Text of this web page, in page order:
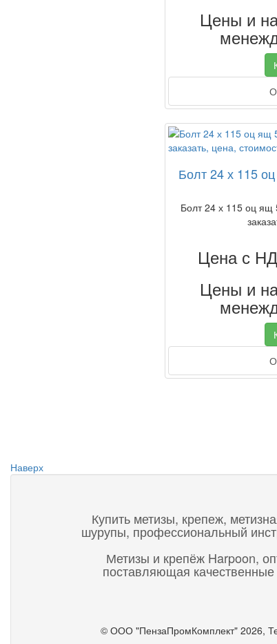
Цены и
Болт 24 х 115
Болт 24 х 115 оц
Цена с
Цены и
Наверх
Купить метизы, крепеж,
шурупы, профессиональный
Метизы и крепёж Harpoon,
поставляющая
© ООО "ПензаПромКомплект"2026,